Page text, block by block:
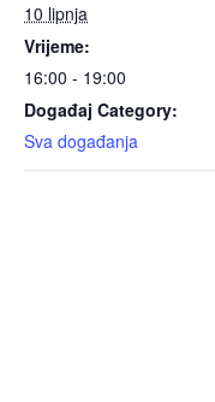
10 lipnja
Vrijeme:
16:00 - 19:00
Događaj Category:
Sva događanja